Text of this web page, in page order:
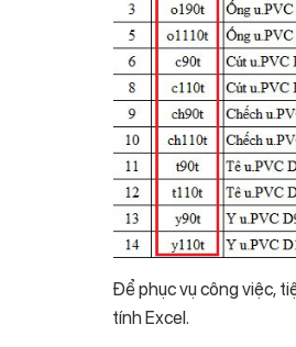
Để phục vụ công việc,
tính Excel.